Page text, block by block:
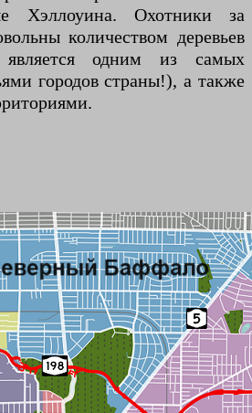
Хэллоуина. Охотники за
количеством деревьев
одним из самых
городов страны!), а также